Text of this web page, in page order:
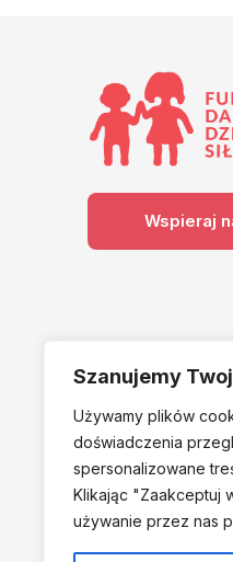
Szanujemy
Używamy plików
doświadczenia
spersonalizowane
Klikając "Zaakceptuj
używanie przez nas
Wspieraj
Należymy do